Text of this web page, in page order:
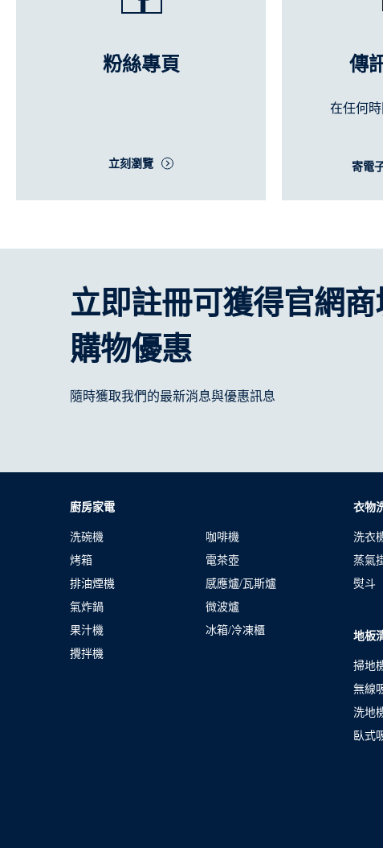
粉絲專頁
立刻瀏覽
傳
在任何
寄電
立即註冊可獲得官網
購物優惠
隨時獲取我們的最新消息與優惠訊息
廚房家電
洗碗機
烤箱
排油煙機
氣炸鍋
果汁機
攪拌機
咖啡機
電茶壺
感應爐/瓦斯爐
微波爐
冰箱/冷凍櫃
衣物
洗衣
蒸氣
熨斗
地板
掃地
無線
洗地
臥式